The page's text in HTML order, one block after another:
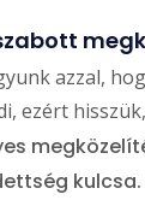
azzal,
ezért
kulcsa.